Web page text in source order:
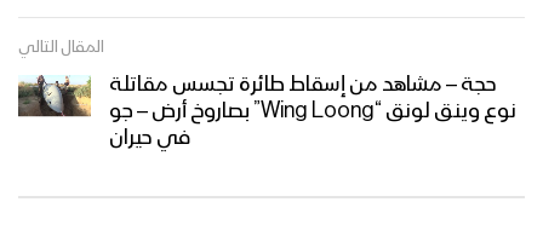
المقال التالي
حجة – مشاهد من إسقاط طائرة تجسس مقاتلة
نوع وينق لونق “Wing Loong” بصاروخ أرض – جو
في حيران